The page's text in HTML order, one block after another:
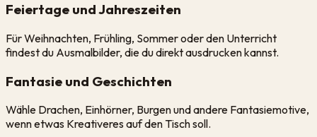
Feiertage und Jahreszeiten
Für Weihnachten, Frühling, Sommer oder den Unterricht
findest du Ausmalbilder, die du direkt ausdrucken kannst.
Fantasie und Geschichten
Wähle Drachen, Einhörner, Burgen und andere Fantasiemotive,
wenn etwas Kreativeres auf den Tisch soll.